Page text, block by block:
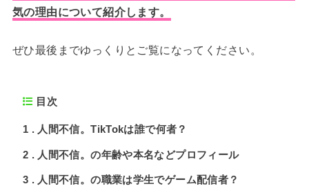
気の理由について紹介します。
ぜひ最後までゆっくりとご覧になってください。
目次
1 人間不信。TikTokは誰で何者？
2 人間不信。の年齢や本名などプロフィール
3 人間不信。の職業は学生でゲーム配信者？